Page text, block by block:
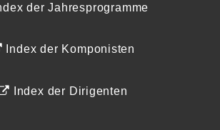
der Jahresprogramme
Index der Komponisten
Index der Dirigenten